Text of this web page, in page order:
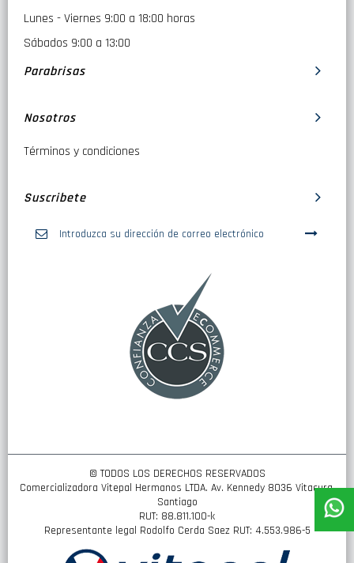
Lunes - Viernes 9:00 a 18:00 horas
Sábados 9:00 a 13:00
Parabrisas
Nosotros
Términos y condiciones
Suscribete
© TODOS LOS DERECHOS RESERVADOS
Comercializadora Vitepal Hermanos LTDA. Av. Kennedy 8036 Vitacura,
Santiago
RUT: 88.811.100-k
Representante legal Rodolfo Cerda Saez RUT: 4.553.986-5